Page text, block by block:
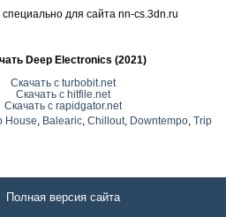
специально для сайта nn-cs.3dn.ru
Deep Electronics (2021)
Скачать с turbobit.net
Скачать с hitfile.net
Скачать с rapidgator.net
House Balearic Chillout Downtempo Trip
Полная версия сайта